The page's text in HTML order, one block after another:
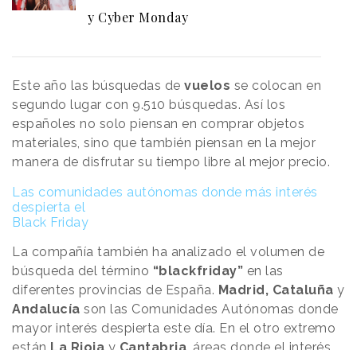
y Cyber Monday
Este año las búsquedas de vuelos se colocan en
segundo lugar con 9.510 búsquedas. Así los
españoles no solo piensan en comprar objetos
materiales, sino que también piensan en la mejor
manera de disfrutar su tiempo libre al mejor precio.
Las comunidades autónomas donde más interés
despierta el
Black Friday
La compañía también ha analizado el volumen de
búsqueda del término “blackfriday” en las
diferentes provincias de España. Madrid, Cataluña y
Andalucía son las Comunidades Autónomas donde
mayor interés despierta este día. En el otro extremo